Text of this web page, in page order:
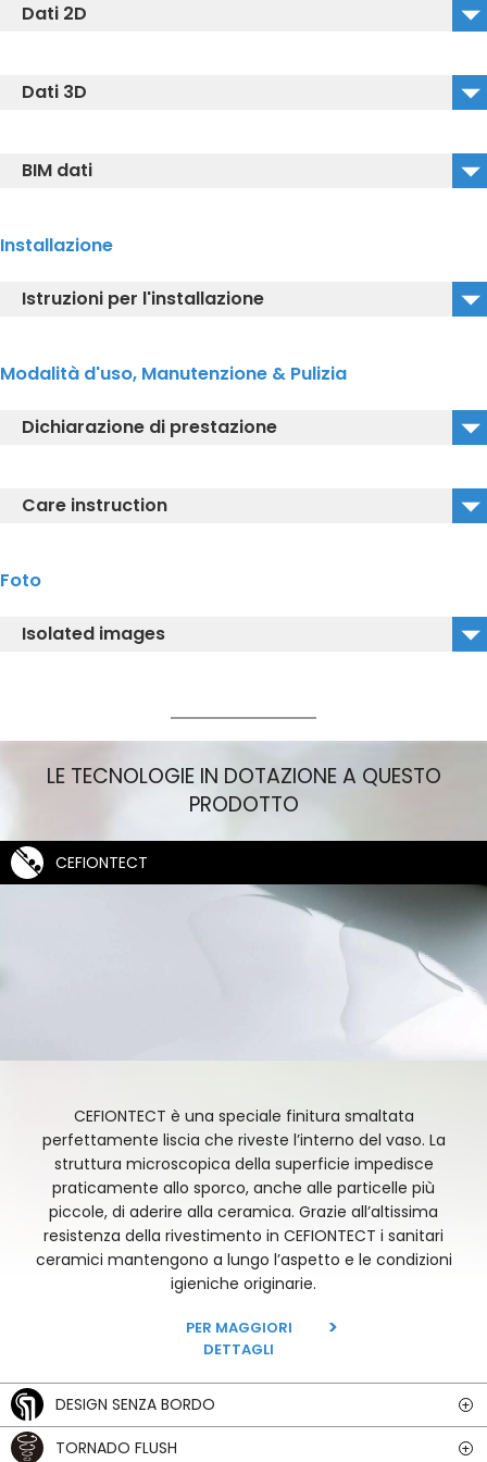
Dati 2D
Dati 3D
BIM dati
Installazione
Istruzioni per l'installazione
Modalità d'uso, Manutenzione & Pulizia
Dichiarazione di prestazione
Care instruction
Foto
Isolated images
LE TECNOLOGIE IN DOTAZIONE A QUESTO
PRODOTTO
CEFIONTECT
CEFIONTECT è una speciale finitura smaltata
perfettamente liscia che riveste l’interno del vaso. La
struttura microscopica della superficie impedisce
praticamente allo sporco, anche alle particelle più
piccole, di aderire alla ceramica. Grazie all’altissima
resistenza della rivestimento in CEFIONTECT i sanitari
ceramici mantengono a lungo l’aspetto e le condizioni
igieniche originarie.
PER MAGGIORI
DETTAGLI
DESIGN SENZA BORDO
TORNADO FLUSH